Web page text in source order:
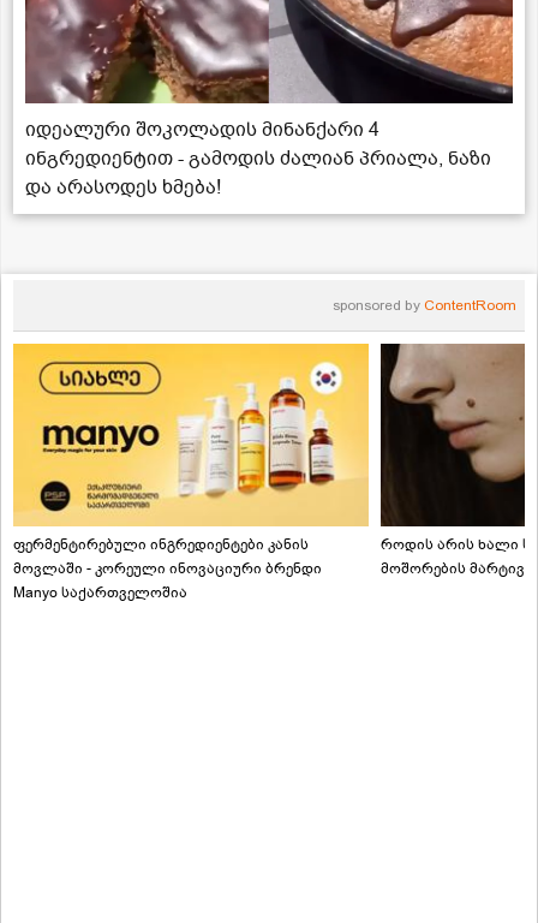
იდეალური შოკოლადის მინანქარი 4
ინგრედიენტით - გამოდის ძალიან პრიალა, ნაზი
და არასოდეს ხმება!
sponsored by ContentRoom
ფერმენტირებული ინგრედიენტები კანის
მოვლაში - კორეული ინოვაციური ბრენდი
Manyo საქართველოშია
როდის არის ხალი
მოშორების